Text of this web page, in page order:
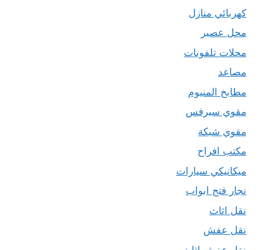
كهربائي منازل
محل عصير
محلات تلفونات
مصاعد
مطابخ المنيوم
مقوي سيرفس
مقوي شبكة
مكتب افراح
ميكانيكي سيارات
نجار فتح ابواب
نقل اثاث
نقل عفش